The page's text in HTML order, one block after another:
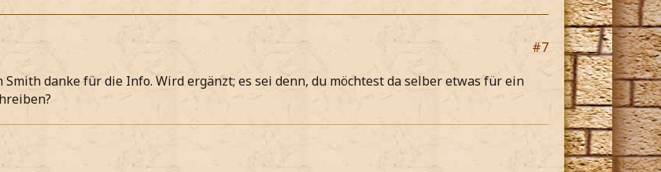
#7
Smith danke für die Info. Wird ergänzt; es sei denn, du möchtest da selber etwas für ein